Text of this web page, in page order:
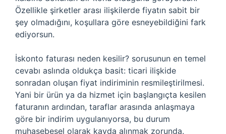
Özellikle şirketler arası ilişkilerde fiyatın sabit bir
şey olmadığını, koşullara göre esneyebildiğini fark
ediyorsun.
İskonto faturası neden kesilir? sorusunun en temel
cevabı aslında oldukça basit: ticari ilişkide
sonradan oluşan fiyat indiriminin resmileştirilmesi.
Yani bir ürün ya da hizmet için başlangıçta kesilen
faturanın ardından, taraflar arasında anlaşmaya
göre bir indirim uygulanıyorsa, bu durum
muhasebesel olarak kayda alınmak zorunda.